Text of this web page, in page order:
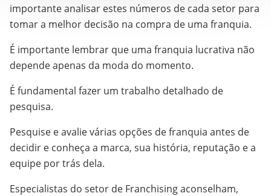
importante analisar estes números de cada setor para
tomar a melhor decisão na compra de uma franquia.
É importante lembrar que uma franquia lucrativa não
depende apenas da moda do momento.
É fundamental fazer um trabalho detalhado de
pesquisa.
Pesquise e avalie várias opções de franquia antes de
decidir e conheça a marca, sua história, reputação e a
equipe por trás dela.
Especialistas do setor de Franchising aconselham,